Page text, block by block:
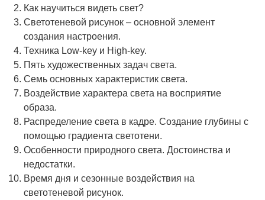
Как научиться видеть свет?
Светотеневой рисунок – основной элемент
создания настроения.
Техника Low-key и High-key.
Пять художественных задач света.
Семь основных характеристик света.
Воздействие характера света на восприятие
образа.
Распределение света в кадре. Создание глубины с
помощью градиента светотени.
Особенности природного света. Достоинства и
недостатки.
Время дня и сезонные воздействия на
светотеневой рисунок.